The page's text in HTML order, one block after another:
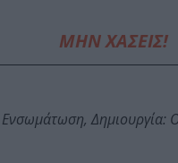
ΜΗΝ ΧΑΣΕΙΣ!